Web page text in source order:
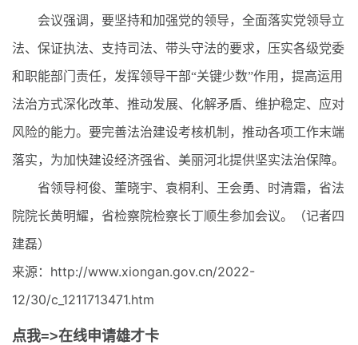
会议强调，要坚持和加强党的领导，全面落实党领导立
法、保证执法、支持司法、带头守法的要求，压实各级党委
和职能部门责任，发挥领导干部“关键少数”作用，提高运用
法治方式深化改革、推动发展、化解矛盾、维护稳定、应对
风险的能力。要完善法治建设考核机制，推动各项工作末端
落实，为加快建设经济强省、美丽河北提供坚实法治保障。
省领导柯俊、董晓宇、袁桐利、王会勇、时清霜，省法
院院长黄明耀，省检察院检察长丁顺生参加会议。（记者四
建磊）
来源：http://www.xiongan.gov.cn/2022-
12/30/c_1211713471.htm
点我=>在线申请雄才卡